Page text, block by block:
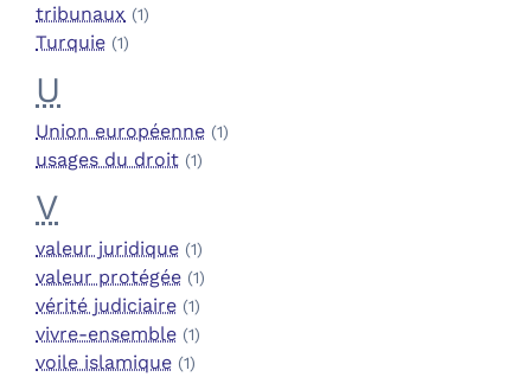
tribunaux (1)
Turquie (1)
U
Union européenne (1)
usages du droit (1)
V
valeur juridique (1)
valeur protégée (1)
vérité judiciaire (1)
vivre-ensemble (1)
voile islamique (1)